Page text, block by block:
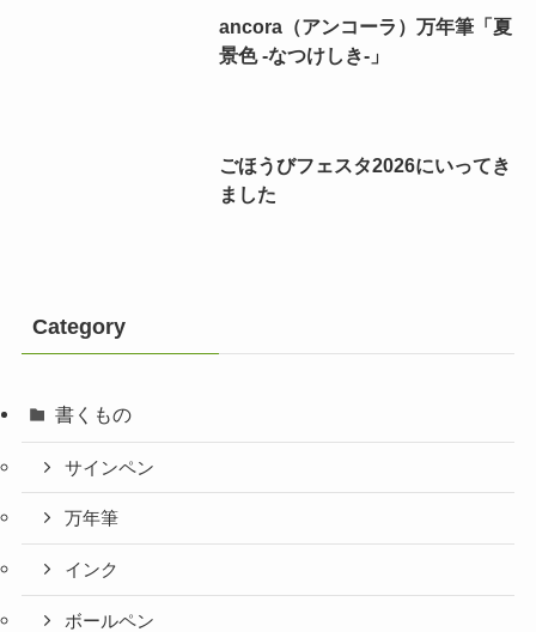
ancora（アンコーラ）万年筆「夏
景色 -なつけしき-」
ごほうびフェスタ2026にいってき
ました
Category
書くもの
サインペン
万年筆
インク
ボールペン